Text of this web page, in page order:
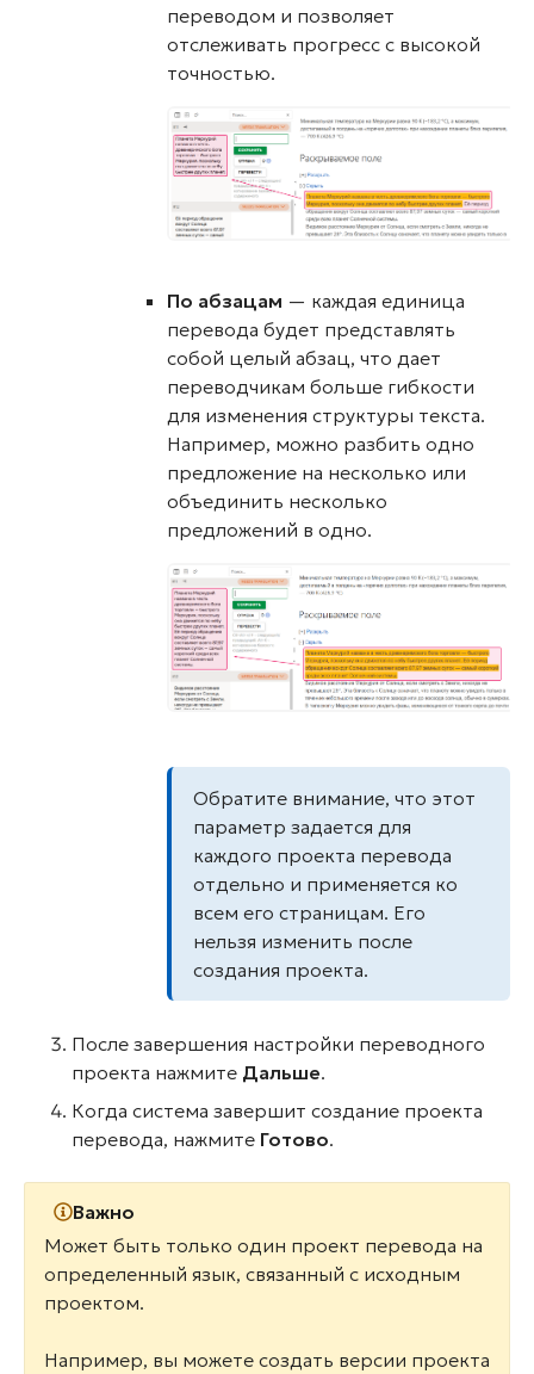
переводом и позволяет
отслеживать прогресс с высокой
точностью.
По абзацам — каждая единица
перевода будет представлять
собой целый абзац, что дает
переводчикам больше гибкости
для изменения структуры текста.
Например, можно разбить одно
предложение на несколько или
объединить несколько
предложений в одно.
Обратите внимание, что этот
параметр задается для
каждого проекта перевода
отдельно и применяется ко
всем его страницам. Его
нельзя изменить после
создания проекта.
После завершения настройки переводного
проекта нажмите Дальше.
Когда система завершит создание проекта
перевода, нажмите Готово.
Важно
Может быть только один проект перевода на
определенный язык, связанный с исходным
проектом.
Например, вы можете создать версии проекта